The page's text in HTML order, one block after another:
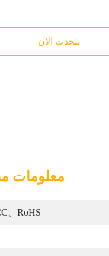
نتحدث الآن
معلومات
、RoHS